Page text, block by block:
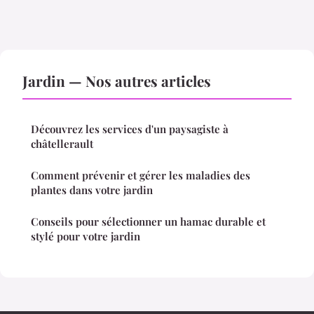
Jardin — Nos autres articles
Découvrez les services d'un paysagiste à
châtellerault
Comment prévenir et gérer les maladies des
plantes dans votre jardin
Conseils pour sélectionner un hamac durable et
stylé pour votre jardin